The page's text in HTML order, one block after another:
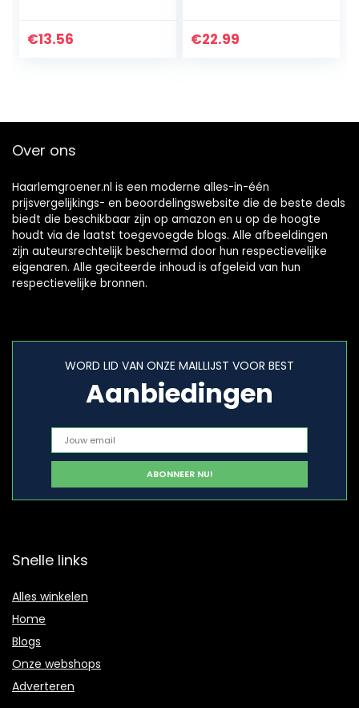
€13.56
verpakking, ideaal
€22.99
Over ons
Haarlemgroener.nl is een moderne alles-in-één
prijsvergelijkings- en beoordelingswebsite die de beste deals
biedt die beschikbaar zijn op amazon en u op de hoogte
houdt via de laatst toegevoegde blogs. Alle afbeeldingen
zijn auteursrechtelijk beschermd door hun respectievelijke
eigenaren. Alle geciteerde inhoud is afgeleid van hun
respectievelijke bronnen.
WORD LID VAN ONZE MAILLIJST VOOR BEST
Aanbiedingen
Snelle links
Alles winkelen
Home
Blogs
Onze webshops
Adverteren